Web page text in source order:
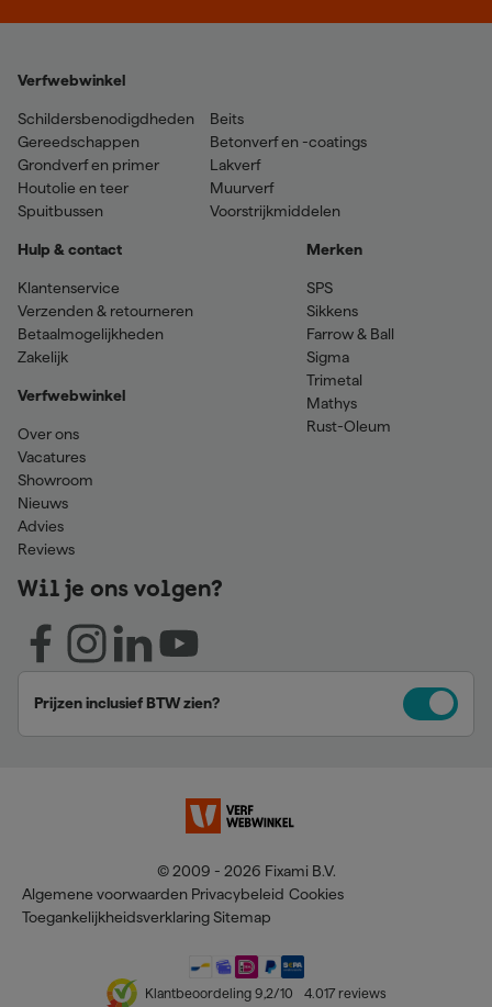
Verfwebwinkel
Schildersbenodigdheden
Gereedschappen
Grondverf en primer
Houtolie en teer
Spuitbussen
Beits
Betonverf en -coatings
Lakverf
Muurverf
Voorstrijkmiddelen
Hulp & contact
Klantenservice
Verzenden & retourneren
Betaalmogelijkheden
Zakelijk
Verfwebwinkel
Over ons
Vacatures
Showroom
Nieuws
Advies
Reviews
Merken
SPS
Sikkens
Farrow & Ball
Sigma
Trimetal
Mathys
Rust-Oleum
Wil je ons volgen?
Prijzen inclusief BTW zien?
© 2009 - 2026 Fixami B.V.
Algemene voorwaarden Privacybeleid Cookies
Toegankelijkheidsverklaring Sitemap
Klantbeoordeling 9,2/10 4.017 reviews